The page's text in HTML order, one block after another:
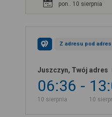
pon.. 10 sierpnia
Z adresu pod adres
Juszczyn, Twój adres
06:36
10 sierpnia 10